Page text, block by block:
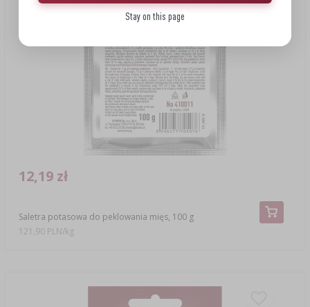
Saletra potasowa do peklowania mięs, 100 g
12,19 zł
121,90 PLN/kg
Stay on this page